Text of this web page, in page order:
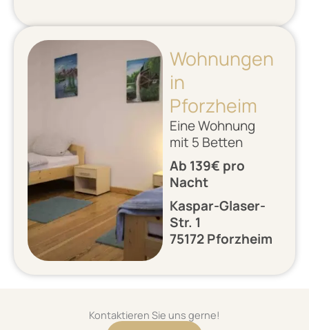
Wohnungen
in
Pforzheim
Eine Wohnung
mit 5 Betten
Ab 139€ pro
Nacht
Kaspar-Glaser-
Str. 1
75172 Pforzheim
Kontaktieren Sie uns gerne!